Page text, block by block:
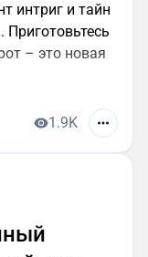
интриг и тайн
– это новая
1.9K